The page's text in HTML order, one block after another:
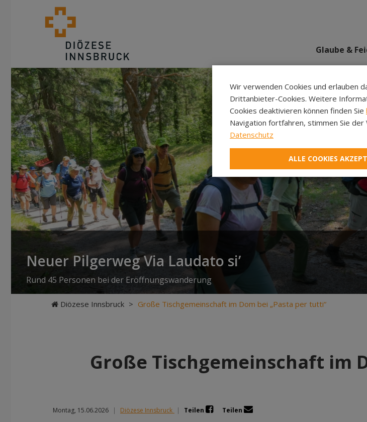
Glaube &
Neuer Pilgerweg Via Laudato si’
Rund 45 Personen bei der Eröffnungswanderung
Diözese Innsbruck > Große Tischgemeinschaft im Dom bei „Pasta per tutti“
Große Tischgemeinschaft im
Montag, 15.06.2026 | Diözese Innsbruck | Teilen Teilen
Wir verwenden Cookies und erlauben
Drittanbieter-Cookies. Weitere
Cookies deaktivieren können finden Sie
Navigation fortfahren, stimmen Sie der
Datenschutz
ALLE COOKIES